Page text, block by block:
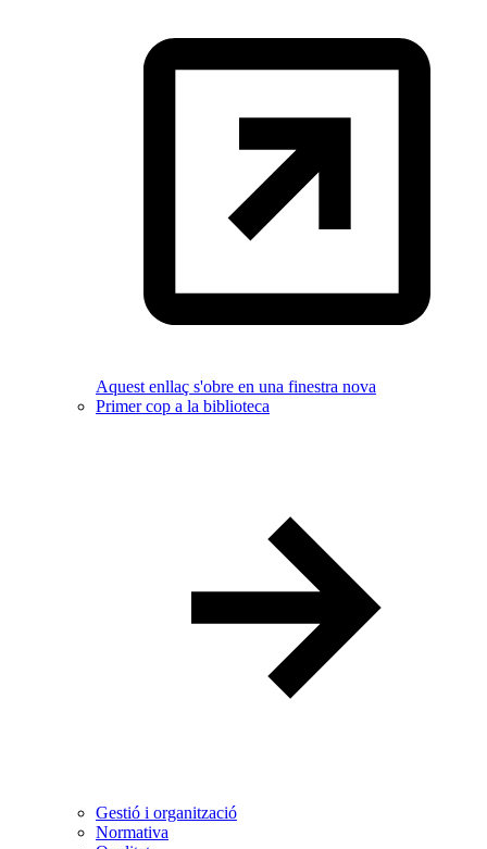
Aquest enllaç s'obre en una finestra nova
Primer cop a la biblioteca
Gestió i organització
Normativa